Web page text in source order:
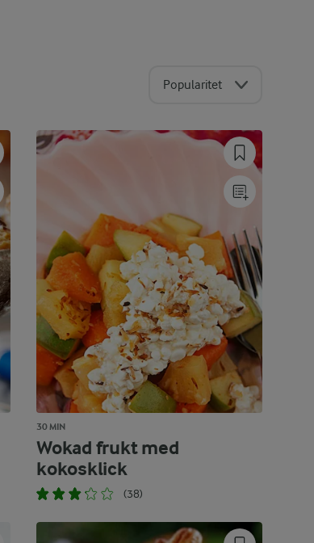
Popularitet
30 MIN
Wokad frukt med
kokosklick
(38)